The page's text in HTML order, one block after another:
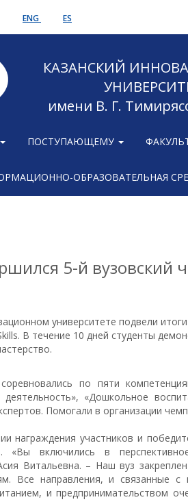
ENG ES
КАЗАНСКИЙ
имени В. Г.
ПОСТУПАЮЩЕМУ
ОБРАЗОВАТЕЛЬНАЯ
5-й вузовский
университете подвели
В течение 10 дней студенты
по пяти
деятельность», «Дошкольное
Помогали в организации
награждения участников и
«Вы включились в
Витальевна. – Наш вуз
Все направления, и связанные
и предпринимательством